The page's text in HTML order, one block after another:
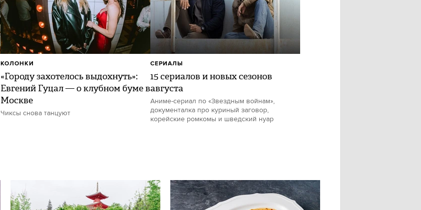
«Городу захотелось выдохнуть»:
Евгений Гуцал — о клубном буме в
Москве
Чиксы снова танцуют
КОЛОНКИ
15 сериалов и новых сезонов
августа
Аниме-сериал по «Звездным войнам»,
документалка про куриный заговор,
корейские ромкомы и шведский нуар
СЕРИАЛЫ